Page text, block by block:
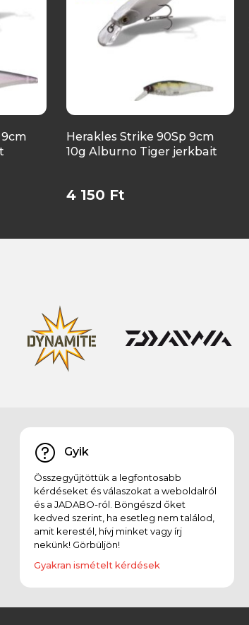
Herakles Strike 90Sp 9cm
10g Alburno Tiger jerkbait
4 150 Ft
Gyik
Összegyűjtöttük a legfontosabb
kérdéseket és válaszokat a weboldalról
és a JADABO-ról. Böngészd őket
kedved szerint, ha esetleg nem találod,
amit kerestél, hívj minket vagy írj
nekünk! Görbüljön!
Gyakran ismételt kérdések